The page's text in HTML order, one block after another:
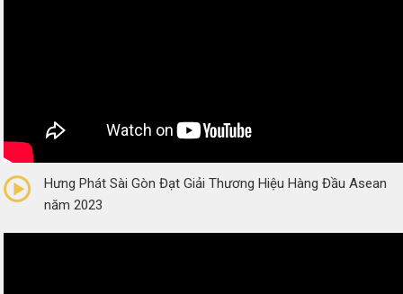
(0 Reviews)
Hưng Phát Sài Gòn Đạt Giải Thương Hiệu Hàng Đầu Asean
năm 2023